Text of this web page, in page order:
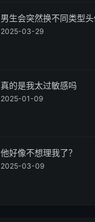
男生会突然换不同类型头
2025-03-29
真的是我太过敏感吗
2025-01-09
他好像不想理我了？
2025-03-09